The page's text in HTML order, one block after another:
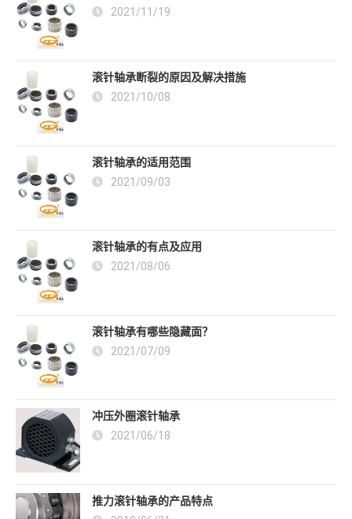
2021/11/19
滚针轴承断裂的原因及解决措施
2021/10/08
滚针轴承的适用范围
2021/09/03
滚针轴承的有点及应用
2021/08/06
滚针轴承有哪些隐藏面？
2021/07/09
冲压外圈滚针轴承
2021/06/18
推力滚针轴承的产品特点